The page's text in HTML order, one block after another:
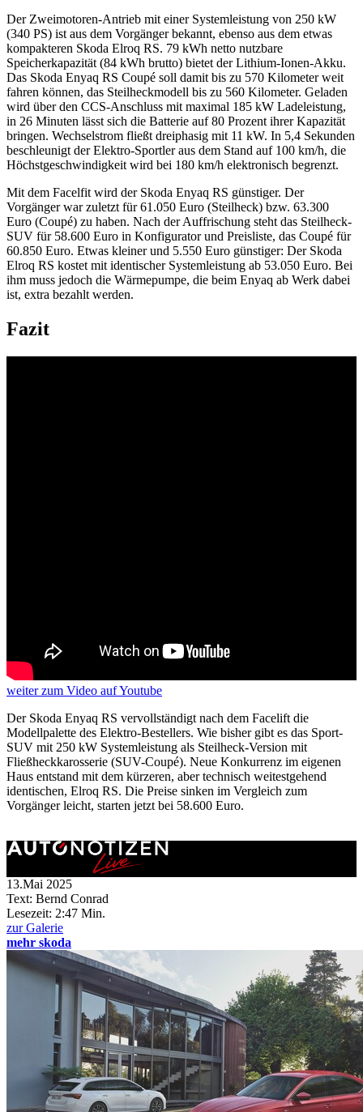
Der Zweimotoren-Antrieb mit einer Systemleistung von 250 kW
(340 PS) ist aus dem Vorgänger bekannt, ebenso aus dem etwas
kompakteren Skoda Elroq RS. 79 kWh netto nutzbare
Speicherkapazität (84 kWh brutto) bietet der Lithium-Ionen-Akku.
Das Skoda Enyaq RS Coupé soll damit bis zu 570 Kilometer weit
fahren können, das Steilheckmodell bis zu 560 Kilometer. Geladen
wird über den CCS-Anschluss mit maximal 185 kW Ladeleistung,
in 26 Minuten lässt sich die Batterie auf 80 Prozent ihrer Kapazität
bringen. Wechselstrom fließt dreiphasig mit 11 kW. In 5,4 Sekunden
beschleunigt der Elektro-Sportler aus dem Stand auf 100 km/h, die
Höchstgeschwindigkeit wird bei 180 km/h elektronisch begrenzt.
Mit dem Facelfit wird der Skoda Enyaq RS günstiger. Der
Vorgänger war zuletzt für 61.050 Euro (Steilheck) bzw. 63.300
Euro (Coupé) zu haben. Nach der Auffrischung steht das Steilheck-
SUV für 58.600 Euro in Konfigurator und Preisliste, das Coupé für
60.850 Euro. Etwas kleiner und 5.550 Euro günstiger: Der Skoda
Elroq RS kostet mit identischer Systemleistung ab 53.050 Euro. Bei
ihm muss jedoch die Wärmepumpe, die beim Enyaq ab Werk dabei
ist, extra bezahlt werden.
Fazit
weiterzum Video auf Youtube
Der Skoda Enyaq RS vervollständigt nach dem Facelift die
Modellpalette des Elektro-Bestellers. Wie bisher gibt es das Sport-
SUV mit 250 kW Systemleistung als Steilheck-Version mit
Fließheckkarosserie (SUV-Coupé). Neue Konkurrenz im eigenen
Haus entstand mit dem kürzeren, aber technisch weitestgehend
identischen, Elroq RS. Die Preise sinken im Vergleich zum
Vorgänger leicht, starten jetzt bei 58.600 Euro.
13.Mai 2025
Text: Bernd Conrad
Lesezeit: 2:47 Min.
zur Galerie
mehr skoda